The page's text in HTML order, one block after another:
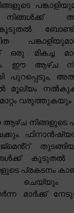
നിങ്ങൾക്ക്
ഒരു മികച്ച
ഈ ആഴ്ച
പുറപ്പെടും,
മൂല്യം
വരുത്തുകയും
നിങ്ങളുടെ
കൂടുതൽ
പ്രകടനം
ചെയ്യും.
മാർക്ക്